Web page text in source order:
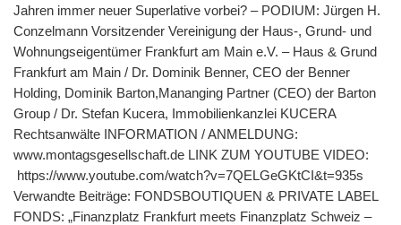
Jahren immer neuer Superlative vorbei? – PODIUM: Jürgen H.
Conzelmann Vorsitzender Vereinigung der Haus-, Grund- und
Wohnungseigentümer Frankfurt am Main e.V. – Haus & Grund
Frankfurt am Main / Dr. Dominik Benner, CEO der Benner
Holding, Dominik Barton,Mananging Partner (CEO) der Barton
Group / Dr. Stefan Kucera, Immobilienkanzlei KUCERA
Rechtsanwälte INFORMATION / ANMELDUNG:
www.montagsgesellschaft.de LINK ZUM YOUTUBE VIDEO:
https://www.youtube.com/watch?v=7QELGeGKtCI&t=935s
Verwandte Beiträge: FONDSBOUTIQUEN & PRIVATE LABEL
FONDS: „Finanzplatz Frankfurt meets Finanzplatz Schweiz –